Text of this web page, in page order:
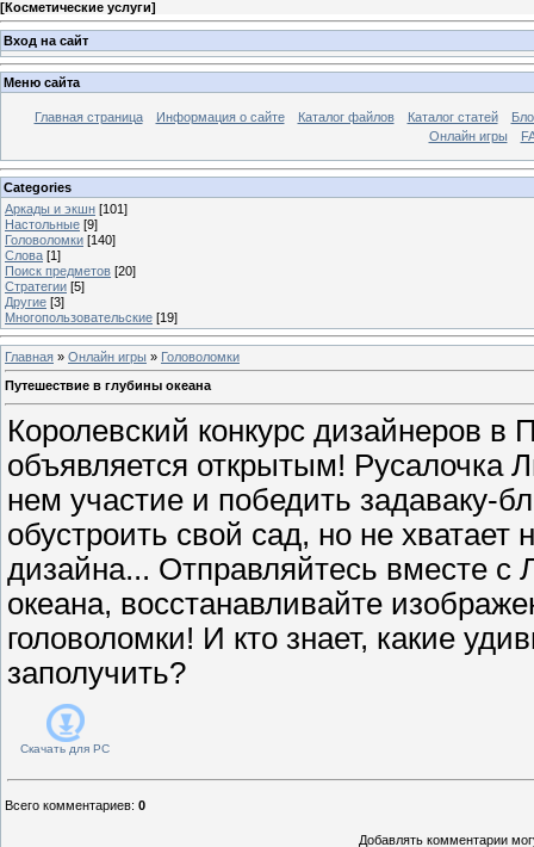
[Косметические услуги]
Вход на сайт
Меню сайта
Главная страница Информация о сайте Каталог файлов Каталог статей
Онлайн игры
Categories
Аркады и экшн [101]
Настольные [9]
Головоломки [140]
Слова [1]
Поиск предметов [20]
Стратегии [5]
Другие [3]
Многопользовательские [19]
Главная » Онлайн игры » Головоломки
Путешествие в глубины океана
Королевский конкурс дизайнеров в
объявляется открытым! Русалочка
нем участие и победить задаваку-
обустроить свой сад, но не
дизайна... Отправляйтесь вместе с
океана, восстанавливайте
головоломки! И кто знает, какие
заполучить?
Скачать для PC
Всего комментариев: 0
Добавлять комментарии